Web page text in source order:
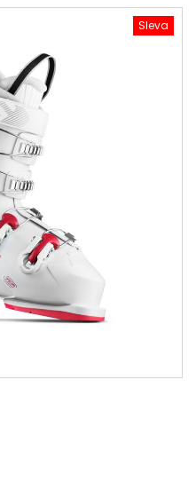
Sleva